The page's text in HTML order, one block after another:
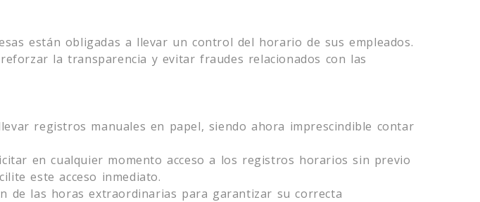
están obligadas a llevar un control del horario de sus empleados.
la transparencia y evitar fraudes relacionados con las
registros manuales en papel, siendo ahora imprescindible contar
en cualquier momento acceso a los registros horarios sin previo
este acceso inmediato.
de las horas extraordinarias para garantizar su correcta